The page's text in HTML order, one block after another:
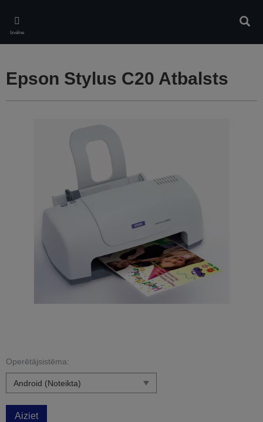
main
content
Izvēlne
Epson Stylus C20 Atbalsts
Operētājsistēma:
Aiziet